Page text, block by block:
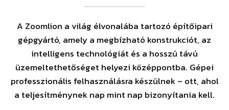
A Zoomlion a világ élvonalába tartozó építőipari
gépgyártó, amely a megbízható konstrukciót, az
intelligens technológiát és a hosszú távú
üzemeltethetőséget helyezi középpontba. Gépei
professzionális felhasználásra készülnek – ott, ahol
a teljesítménynek nap mint nap bizonyítania kell.